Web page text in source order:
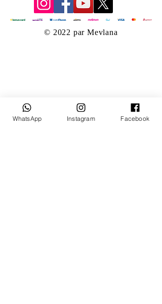
© 2022 par Mevlana
WhatsApp Instagram Facebook